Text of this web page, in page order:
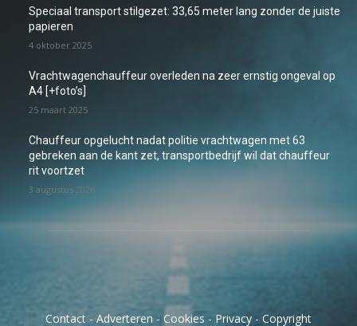
Speciaal transport stilgezet: 33,65 meter lang zonder de juiste
papieren
4 oktober 2025
Vrachtwagenchauffeur overleden na zeer ernstig ongeval op
A4 [+foto’s]
25 maart 2025
Chauffeur opgelucht nadat politie vrachtwagen met 63
gebreken aan de kant zet, transportbedrijf wil dat chauffeur
rit voortzet
3 augustus 2026
Contact -Adverteren - Cookies - Privacy - Copyright